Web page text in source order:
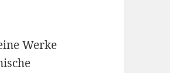
Werke